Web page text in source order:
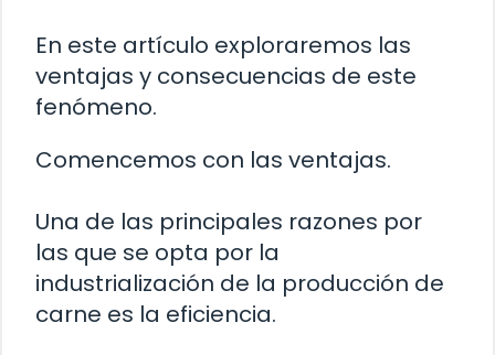
En este artículo exploraremos las
ventajas y consecuencias de este
fenómeno.
Comencemos con las ventajas.
Una de las principales razones por
las que se opta por la
industrialización de la producción de
carne es la eficiencia.